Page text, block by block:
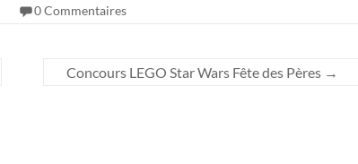
0 Commentaires
Concours LEGO Star Wars Fête des Pères →